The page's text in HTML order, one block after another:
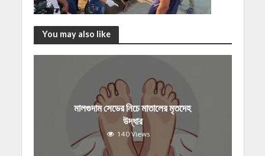
You may also like
মালগুদাম সেডের নিচে মাতালের মৃতদেহ
উদ্ধার
140 Views